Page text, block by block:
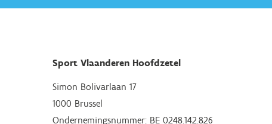
Sport Vlaanderen Hoofdzetel
Simon Bolivarlaan 17
1000 Brussel
Ondernemingsnummer: BE 0248.142.826